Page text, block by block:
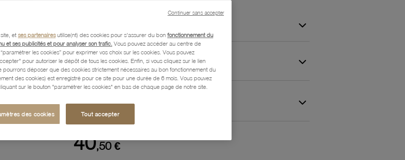
Caractéristiques détaillées
Paiement, Livraison, Retours et Garantie
40,50 €
et ses partenairesutilise(nt) des cookies pour s'assurer du bon fonctionnement du
et ses publicités et pour analyser son trafic. Vous pouvez accéder au centre de
les cookies” pour exprimer vos choix sur les cookies. Vous pouvez
pour autoriser le dépôt de tous les cookies. Enfin, si vous cliquez sur le lien
pourrons déposer que des cookies strictement nécessaires au bon fonctionnement du
des cookies) est enregistré pour ce site pour une durée de 6 mois. Vous pouvez
sur le bouton "paramétrer les cookies" en bas de chaque page de notre site.
des cookies Tout accepter
Continuer sans accepter